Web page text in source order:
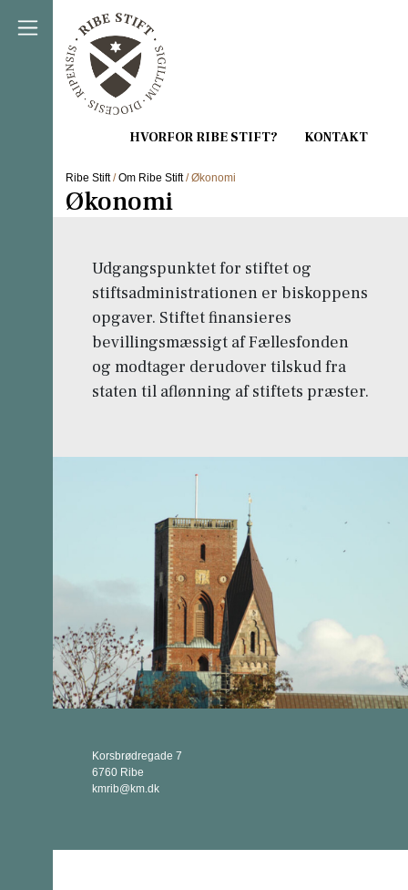
Direkte til indholdet
Ribe Stift/Om Ribe Stift/ Økonomi
Økonomi
Udgangspunktet for stiftet og
stiftsadministrationen er biskoppens
opgaver. Stiftet finansieres
bevillingsmæssigt af Fællesfonden
og modtager derudover tilskud fra
staten til aflønning af stiftets præster.
Korsbrødregade 7
6760 Ribe
kmrib@km.dk